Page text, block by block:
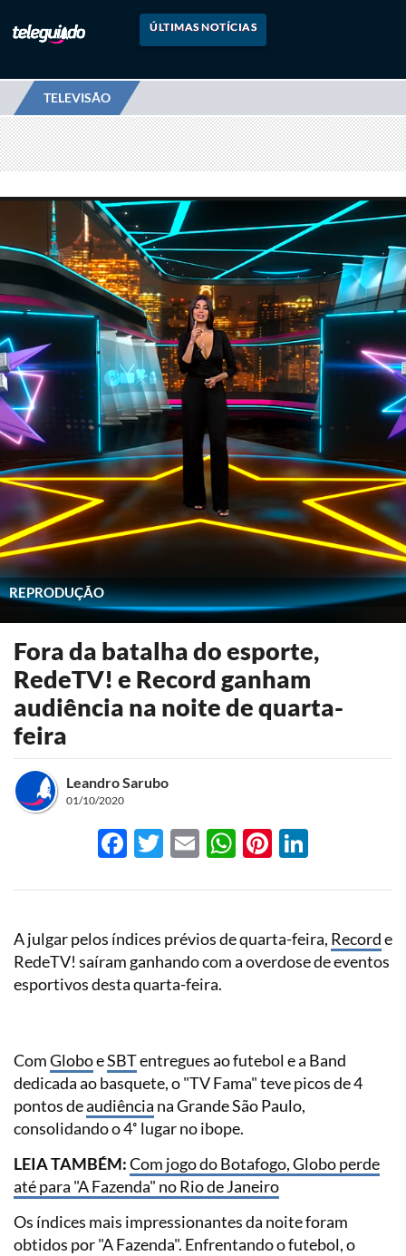
ÚLTIMAS NOTÍCIAS
TELEVISÃO
REPRODUÇÃO
Fora da batalha do esporte,
RedeTV! e Record ganham
audiência na noite de quarta-
feira
Leandro Sarubo
01/10/2020
Facebook
Twitter
EmailWhatsApp
Pinterest
A julgar pelos índices prévios de quarta-feira, Recorde
RedeTV! saíram ganhando com a overdose de eventos
esportivos desta quarta-feira.
ComGloboeSBTentregues ao futebol e a Band
dedicada ao basquete, o "TV Fama" teve picos de 4
pontos deaudiência na Grande São Paulo,
consolidando o 4˚ lugar no ibope.
LEIA TAMBÉM:Com jogo do Botafogo, Globo perde
até para "A Fazenda" no Rio de Janeiro
Os índices mais impressionantes da noite foram
obtidos por "A Fazenda". Enfrentando o futebol, o